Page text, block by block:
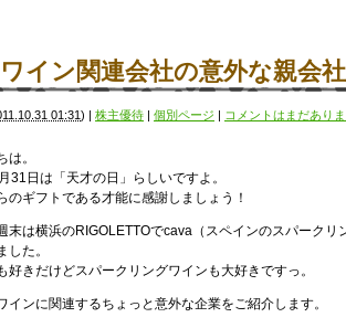
ワイン関連会社の意外な親会社
01:31) | 株主優待 | 個別ページ | コメントはまだあり
は。
31日は「天才の日」らしいですよ。
のギフトである才能に感謝しましょう！
末は横浜のRIGOLETTOでcava（スペインのスパークリ
した。
好きだけどスパークリングワインも大好きですっ。
インに関連するちょっと意外な企業をご紹介します。